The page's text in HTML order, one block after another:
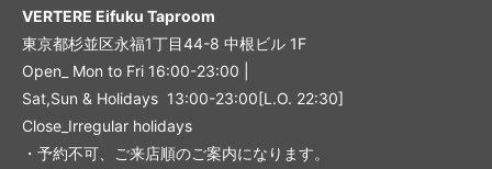
VERTERE Eifuku Taproom
東京都杉並区永福1丁目44-8 中根ビル 1F
Open_ Mon to Fri 16:00-23:00 |
Sat,Sun & Holidays 13:00-23:00[L.O. 22:30]
Close_Irregular holidays
・予約不可、ご来店順のご案内になります。